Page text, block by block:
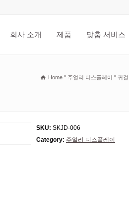
회사 소개 제품 맞춤 서비스
Home " 주얼리 디스플레이 " 귀
SKU: SKJD-006
Category: 주얼리 디스플레이